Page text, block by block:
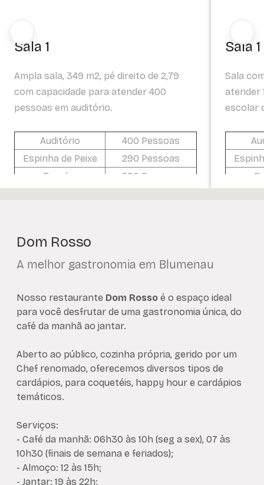
Sala 1
Ampla sala, 349 m2, pé direito de 2,79
com capacidade para atender 400
pessoas em auditório.
Auditório
400 Pessoas
Espinha de Peixe
290 Pessoas
Escolar
290 Pessoas
Sala
Sala
atender
escolar
Dom Rosso
A melhor gastronomia em Blumenau
Nosso restaurante Dom Rosso é o espaço ideal
para você desfrutar de uma gastronomia única, do
café da manhã ao jantar.
Aberto ao público, cozinha própria, gerido por um
Chef renomado, oferecemos diversos tipos de
cardápios, para coquetéis, happy hour e cardápios
temáticos.
Serviços:
- Café da manhã: 06h30 às 10h (seg a sex), 07 às
10h30 (finais de semana e feriados);
- Almoço: 12 às 15h;
- Jantar: 19 às 22h;